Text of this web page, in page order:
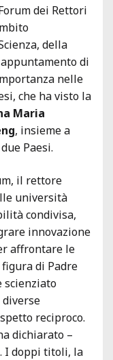
dei Rettori
della
di
nelle
che ha visto la
Maria
, insieme a
Paesi.
il rettore
università
condivisa,
innovazione
affrontare le
di Padre
scienziato
reciproco.
dichiarato –
I doppi titoli, la